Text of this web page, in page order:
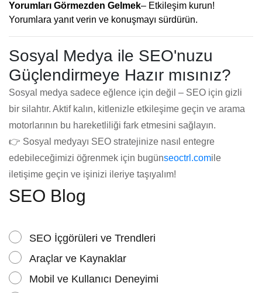
Yorumları Görmezden Gelmek– Etkileşim kurun!
Yorumlara yanıt verin ve konuşmayı sürdürün.
Sosyal Medya ile SEO'nuzu
Güçlendirmeye Hazır mısınız?
Sosyal medya sadece eğlence için değil – SEO için gizli
bir silahtır. Aktif kalın, kitlenizle etkileşime geçin ve arama
motorlarının bu hareketliliği fark etmesini sağlayın.
👉 Sosyal medyayı SEO stratejinize nasıl entegre
edebileceğimizi öğrenmek için bugünseoctrl.comile
iletişime geçin ve işinizi ileriye taşıyalım!
SEO Blog
SEO İçgörüleri ve Trendleri
Araçlar ve Kaynaklar
Mobil ve Kullanıcı Deneyimi